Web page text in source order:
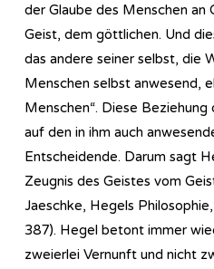
der Glaube des Menschen an
Geist, dem göttlichen. Und
das andere seiner selbst, die
Menschen selbst anwesend,
Menschen“. Diese
auf den in ihm auch
Entscheidende. Darum sagt
Zeugnis des Geistes vom
Jaeschke, Hegels
387). Hegel betont immer
zweierlei Vernunft und nicht